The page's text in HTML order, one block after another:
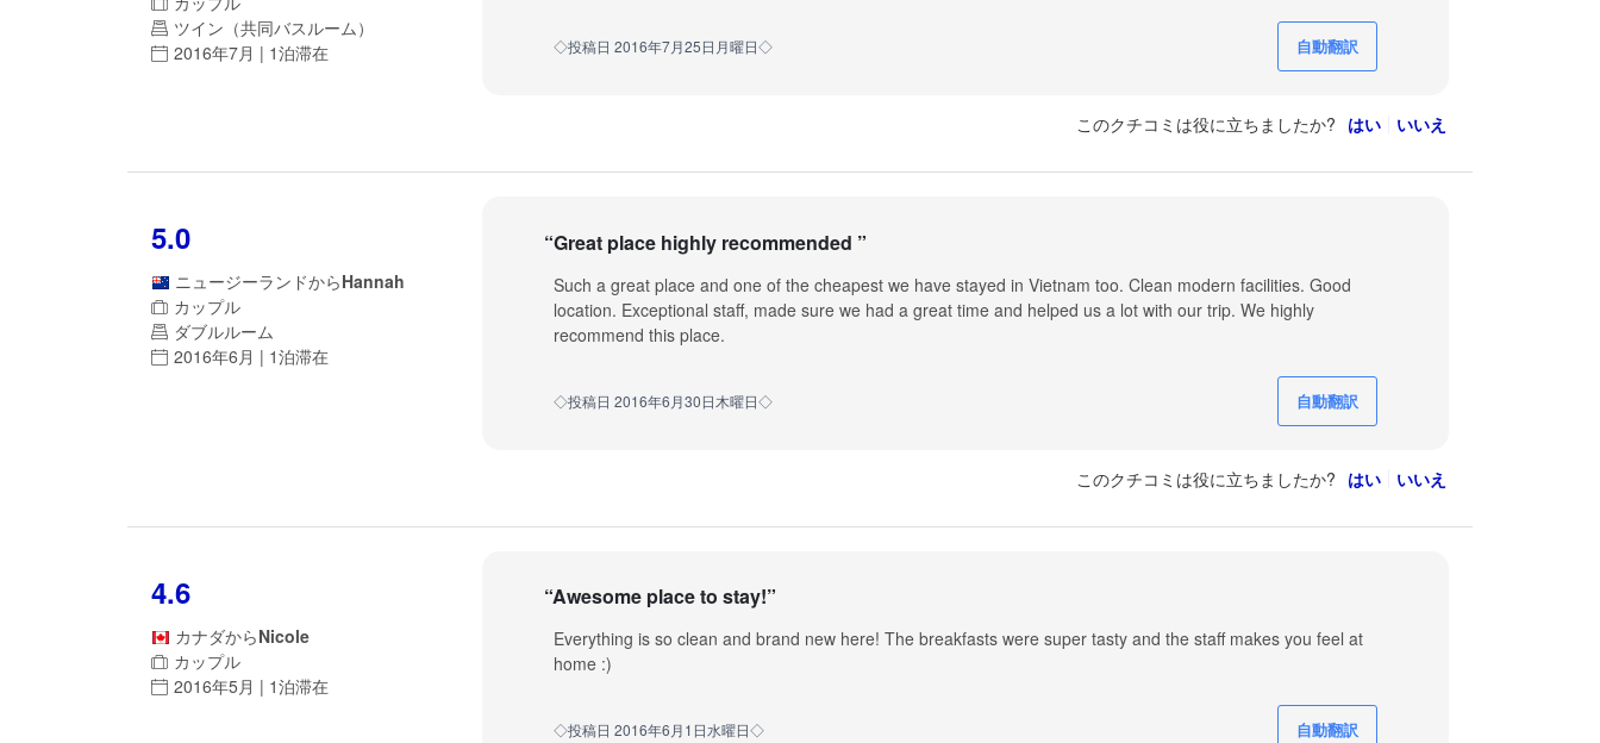
ツイン（共同バスルーム）
2016年7月 | 1泊滞在
◇投稿日 2016年7月25日月曜日◇ 自動翻訳
このクチコミは役に立ちましたか? はい いいえ
5.0
ニュージーランドからHannah
カップル
ダブルルーム
2016年6月 | 1泊滞在
“Great place highly recommended ”
Such a great place and one of the cheapest we have stayed in Vietnam too. Clean modern facilities. Good
location. Exceptional staff, made sure we had a great time and helped us a lot with our trip. We highly
recommend this place.
◇投稿日 2016年6月30日木曜日◇ 自動翻訳
このクチコミは役に立ちましたか? はい いいえ
4.6
カナダからNicole
カップル
2016年5月 | 1泊滞在
“Awesome place to stay!”
Everything is so clean and brand new here! The breakfasts were super tasty and the staff makes you feel at
home :)
◇投稿日 2016年6月1日水曜日◇ 自動翻訳